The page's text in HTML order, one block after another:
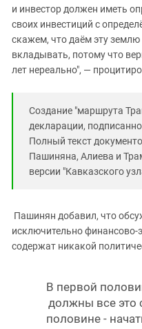
и инвестор должен иметь
своих инвестиций с
скажем, что даём эту землю
вкладывать, потому что
лет нереально", —
Создание "маршрута
декларации,
Полный текст
Пашиняна, Алиева и
версии "Кавказского
Пашинян добавил, что
исключительно финансово-
содержат никакой
В первой
должны все это
половине -